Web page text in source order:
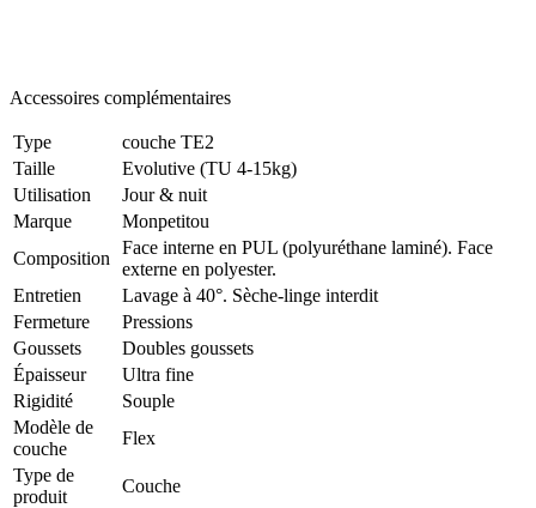
Accessoires complémentaires
Type
couche TE2
Taille
Evolutive (TU 4-15kg)
Utilisation
Jour & nuit
Marque
Monpetitou
Composition
Face interne en PUL (polyuréthane laminé). Face
externe en polyester.
Entretien
Lavage à 40°. Sèche-linge interdit
Fermeture
Pressions
Goussets
Doubles goussets
Épaisseur
Ultra fine
Rigidité
Souple
Modèle de
couche
Flex
Type de
produit
Couche